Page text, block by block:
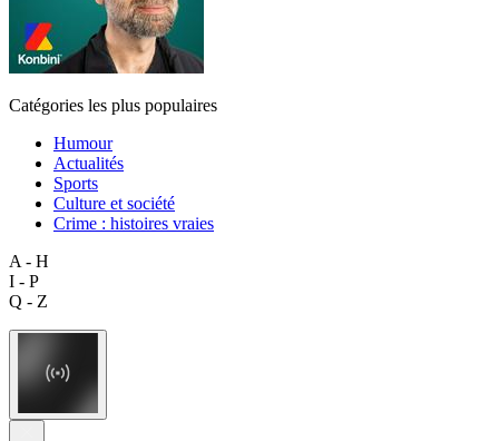
Catégories les plus populaires
Humour
Actualités
Sports
Culture et société
Crime : histoires vraies
A - H
I - P
Q - Z